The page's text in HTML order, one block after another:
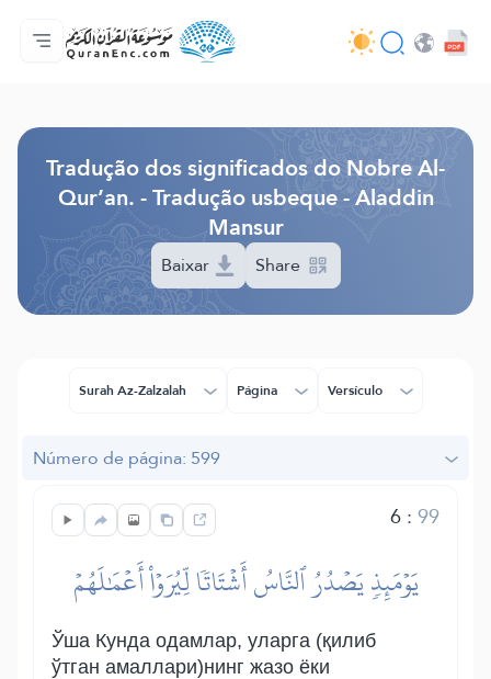
Página inicial
Índice de tradução
Audio
Serviços para desenvolvedores - API
Acerca do projeto
Contacta-nos
Idioma
Tradução dos significados do Nobre Al-
Qur’an. - Tradução usbeque - Aladdin
Mansur
Baixar Share
Surah Az-Zalzalah Página Versículo
Número de página: 599
6:99
يَوۡمَئِذٖ يَصۡدُرُ ٱلنَّاسُ أَشۡتَاتٗا لِّيُرَوۡاْ أَعۡمَٰلَهُمۡ
Ўша Кунда одамлар, уларга (қилиб
ўтган амаллари)нинг жазо ёки